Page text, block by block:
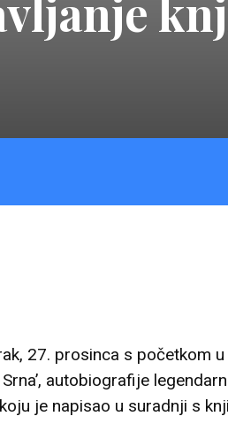
27. prosinca s početkom
autobiografije
je napisao u suradnji s